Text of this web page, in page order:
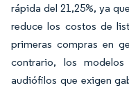
rápida del 21,25%, ya
reduce los costos de
primeras compras en
contrario, los
audiófilos que exigen